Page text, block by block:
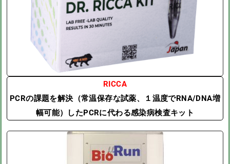
RICCA
PCRの課題を解決（常温保存な試薬、１温度でRNA/DNA増
幅可能）したPCRに代わる感染病検査キット